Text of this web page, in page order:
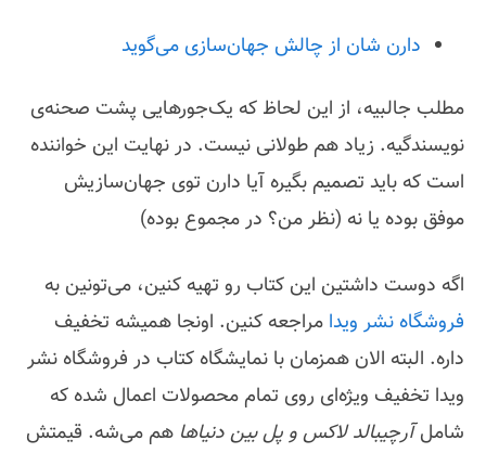
دارن شان از چالش جهان‌سازی می‌گوید
مطلب جالبیه، از این لحاظ که یک‌جورهایی پشت صحنه‌ی
نویسندگیه. زیاد هم طولانی نیست. در نهایت این خواننده
است که باید تصمیم بگیره آیا دارن توی جهان‌سازیش
موفق بوده یا نه (نظر من؟ در مجموع بوده)
اگه دوست داشتین این کتاب رو تهیه کنین، می‌تونین به
فروشگاه نشر ویدا مراجعه کنین. اونجا همیشه تخفیف
داره. البته الان همزمان با نمایشگاه کتاب در فروشگاه نشر
ویدا تخفیف ویژه‌ای روی تمام محصولات اعمال شده که
شاملآرچیبالد لاکس و پل بین دنیاها هم می‌شه. قیمتش